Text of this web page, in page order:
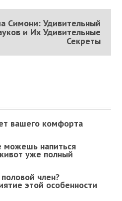
Симони: Удивительный
и Их Удивительные
Секреты
вашего комфорта
можешь напиться
уже полный
член?
этой особенности